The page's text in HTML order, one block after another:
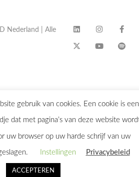
Nederland | Alle
gebruik van cookies. Een cookie is een
dat met pagina’s van deze website
uw browser op uw harde schrijf van uw
Instellingen Privacybeleid
ACCEPTEREN